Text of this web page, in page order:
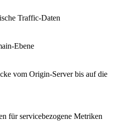
Traffic-Daten
Ebene
vom Origin-Server bis auf die
für servicebezogene Metriken